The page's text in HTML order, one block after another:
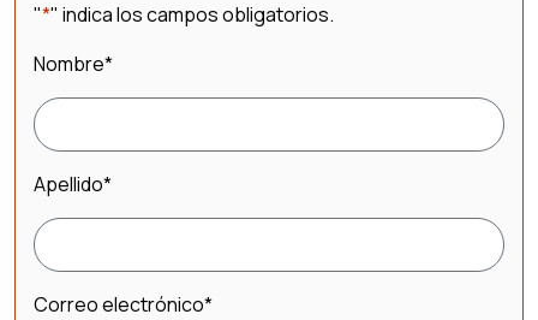
"*" indica los campos obligatorios.
Nombre*
Apellido*
Correo electrónico*